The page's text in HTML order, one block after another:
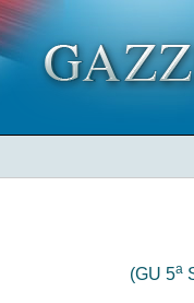
(GU 5a